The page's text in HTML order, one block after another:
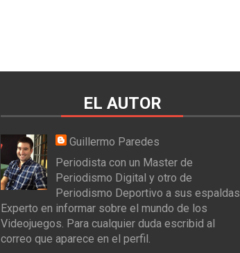
EL AUTOR
Guillermo Paredes
Periodista con un Master de
Periodismo Digital y otro de
Periodismo Deportivo a sus espaldas.
Experto en informar sobre el mundo de los
Videojuegos. Para cualquier duda escribid al
correo que aparece en el perfil.